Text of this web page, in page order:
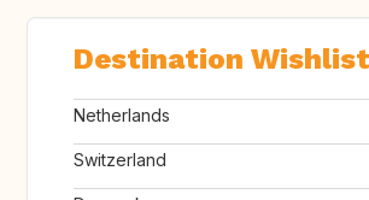
Destination Wishlist
Netherlands
Switzerland